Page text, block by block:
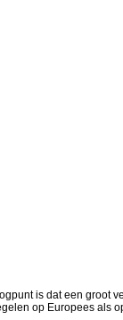
is dat een groot
op Europees als